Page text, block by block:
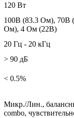
120 Вт
100В (83.3 Ом), 70В
Ом), 4 Ом (22В)
20 Гц - 20 кГц
> 90 дБ
< 0.5%
Микр./Лин.,
combo,